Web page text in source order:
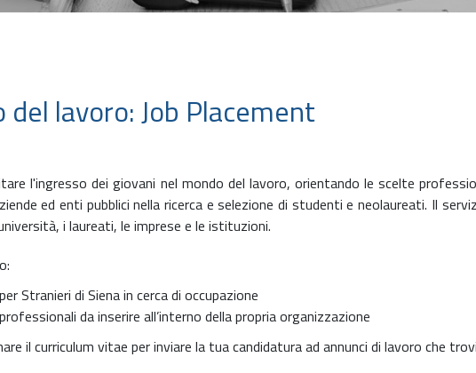
lavoro: Job Placement
l'ingresso dei giovani nel mondo del lavoro, orientando le scelte
ed enti pubblici nella ricerca e selezione di studenti e neolaureati. Il
i laureati, le imprese e le istituzioni.
Stranieri di Siena in cerca di occupazione
da inserire all’interno della propria organizzazione
il curriculum vitae per inviare la tua candidatura ad annunci di lavoro che